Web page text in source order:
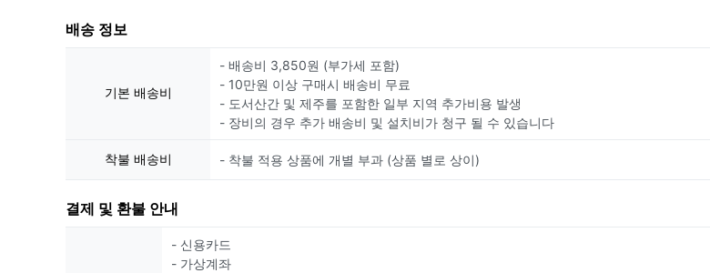
배송 정보
기본 배송비
- 배송비 3,850원 (부가세 포함)
- 10만원 이상 구매시 배송비 무료
- 도서산간 및 제주를 포함한 일부 지역 추가비용 발생
- 장비의 경우 추가 배송비 및 설치비가 청구 될 수 있습니다
착불 배송비 - 착불 적용 상품에 개별 부과 (상품 별로 상이)
결제 및 환불 안내
- 신용카드
- 가상계좌